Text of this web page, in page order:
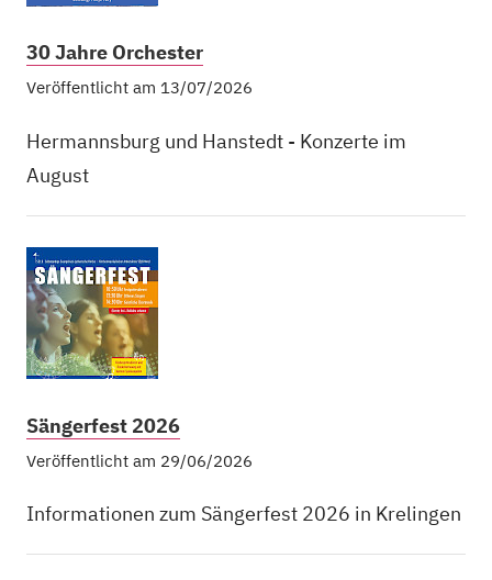
30 Jahre Orchester
Veröffentlicht am 13/07/2026
Hermannsburg und Hanstedt - Konzerte im
August
Sängerfest 2026
Veröffentlicht am 29/06/2026
Informationen zum Sängerfest 2026 in Krelingen